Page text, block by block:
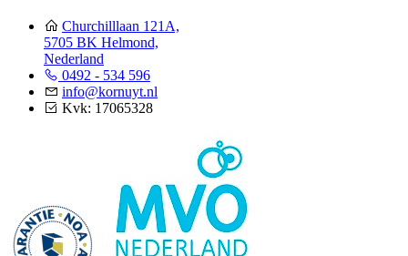
Churchilllaan 121A,
5705 BK Helmond,
Nederland
0492 - 534 596
info@kornuyt.nl
Kvk: 17065328